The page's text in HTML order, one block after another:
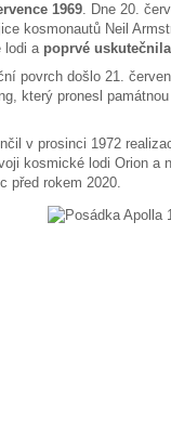
1969. Dne 20.
kosmonautů Neil
lodi a poprvé
povrch došlo 21.
který pronesl památnou
v prosinci 1972
kosmické lodi Orion a
před rokem 2020.